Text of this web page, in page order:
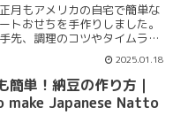
月もアメリカの自宅で簡単な
トおせちを手作りしました。
先、調理のコツやタイムライ
2025.01.18
簡単！納豆の作り方｜
make Japanese Natto